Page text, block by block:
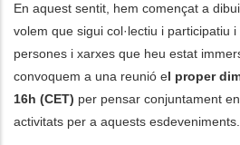
En aquest sentit, hem començat a
volem que sigui col·lectiu i participatiu
persones i xarxes que heu estat
convoquem a una reunió el proper
16h (CET) per pensar conjuntament
activitats per a aquests esdeveniments.